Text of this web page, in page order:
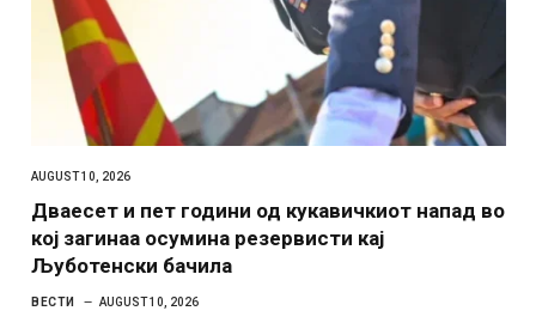
AUGUST 10, 2026
Дваесет и пет години од кукавичкиот напад во
кој загинаа осумина резервисти кај
Љуботенски бачила
ВЕСТИ AUGUST 10, 2026